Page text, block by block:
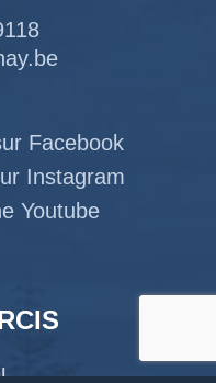
Facebook
Instagram
Youtube